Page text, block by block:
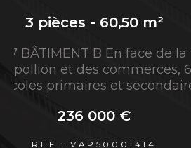
Services immobiliers à
sa région
Réaliser une transaction
3 pièces -
LOT n° 8 - BÂTIMENT B
lté Champollion et des
m des écoles
237 000 €
REF :